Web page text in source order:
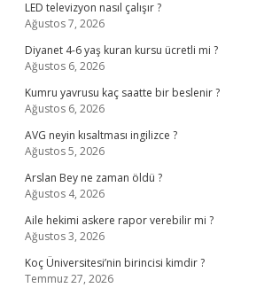
LED televizyon nasıl çalışır ?
Ağustos 7, 2026
Diyanet 4-6 yaş kuran kursu ücretli mi ?
Ağustos 6, 2026
Kumru yavrusu kaç saatte bir beslenir ?
Ağustos 6, 2026
AVG neyin kısaltması ingilizce ?
Ağustos 5, 2026
Arslan Bey ne zaman öldü ?
Ağustos 4, 2026
Aile hekimi askere rapor verebilir mi ?
Ağustos 3, 2026
Koç Üniversitesi’nin birincisi kimdir ?
Temmuz 27, 2026